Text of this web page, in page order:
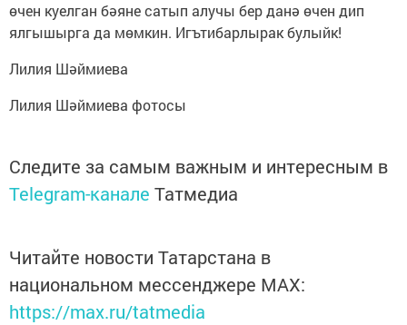
өчен куелган бәяне сатып алучы бер данә өчен дип
ялгышырга да мөмкин. Игътибарлырак булыйк!
Лилия Шәймиева
Лилия Шәймиева фотосы
Следите за самым важным и интересным в
Telegram-канале Татмедиа
Читайте новости Татарстана в
национальном мессенджере MАХ:
https://max.ru/tatmedia